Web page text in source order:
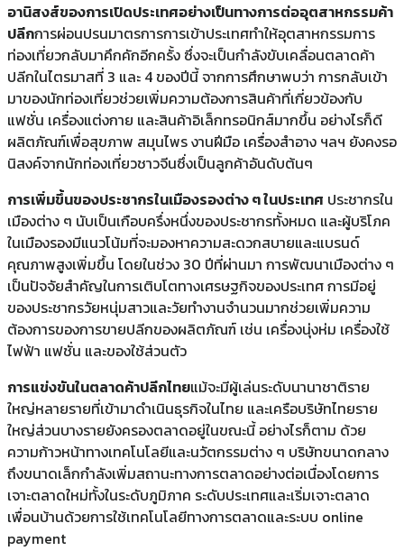
อานิสงส์ของการเปิดประเทศอย่างเป็นทางการต่ออุตสาหกรรมค้า
ปลีกการผ่อนปรนมาตรการการเข้าประเทศทำให้อุตสาหกรรมการ
ท่องเที่ยวกลับมาคึกคักอีกครั้ง ซึ่งจะเป็นกำลังขับเคลื่อนตลาดค้า
ปลีกในไตรมาสที่ 3 และ 4 ของปีนี้ จากการศึกษาพบว่า การกลับเข้า
มาของนักท่องเที่ยวช่วยเพิ่มความต้องการสินค้าที่เกี่ยวข้องกับ
แฟชั่น เครื่องแต่งกาย และสินค้าอิเล็กทรอนิกส์มากขึ้น อย่างไรก็ดี
ผลิตภัณฑ์เพื่อสุขภาพ สมุนไพร งานฝีมือ เครื่องสำอาง ฯลฯ ยังคงรอ
นิสงค์จากนักท่องเที่ยวชาวจีนซึ่งเป็นลูกค้าอันดับต้นๆ
การเพิ่มขึ้นของประชากรในเมืองรองต่าง ๆ ในประเทศ ประชากรใน
เมืองต่าง ๆ นับเป็นเกือบครึ่งหนึ่งของประชากรทั้งหมด และผู้บริโภค
ในเมืองรองมีแนวโน้มที่จะมองหาความสะดวกสบายและแบรนด์
คุณภาพสูงเพิ่มขึ้น โดยในช่วง 30 ปีที่ผ่านมา การพัฒนาเมืองต่าง ๆ
เป็นปัจจัยสำคัญในการเติบโตทางเศรษฐกิจของประเทศ การมีอยู่
ของประชากรวัยหนุ่มสาวและวัยทำงานจำนวนมากช่วยเพิ่มความ
ต้องการของการขายปลีกของผลิตภัณฑ์ เช่น เครื่องนุ่งห่ม เครื่องใช้
ไฟฟ้า แฟชั่น และของใช้ส่วนตัว
การแข่งขันในตลาดค้าปลีกไทยแม้จะมีผู้เล่นระดับนานาชาติราย
ใหญ่หลายรายที่เข้ามาดำเนินธุรกิจในไทย และเครือบริษัทไทยราย
ใหญ่ส่วนบางรายยังครองตลาดอยู่ในขณะนี้ อย่างไรก็ตาม ด้วย
ความก้าวหน้าทางเทคโนโลยีและนวัตกรรมต่าง ๆ บริษัทขนาดกลาง
ถึงขนาดเล็กกำลังเพิ่มสถานะทางการตลาดอย่างต่อเนื่องโดยการ
เจาะตลาดใหม่ทั้งในระดับภูมิภาค ระดับประเทศและเริ่มเจาะตลาด
เพื่อนบ้านด้วยการใช้เทคโนโลยีทางการตลาดและระบบ online
payment